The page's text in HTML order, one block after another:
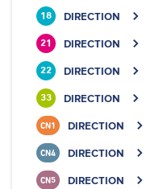
18 DIRECTION
21 DIRECTION
22 DIRECTION
33 DIRECTION
CN1 DIRECTION
CN4 DIRECTION
CN5 DIRECTION